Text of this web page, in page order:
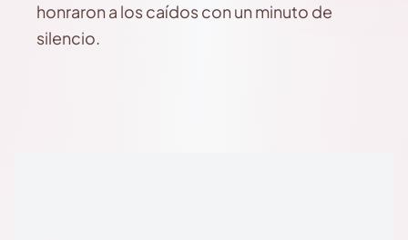
honraron a los caídos con un minuto de
silencio.